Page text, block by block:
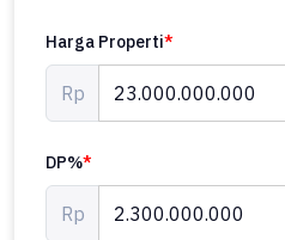
Harga Properti*
Rp
DP%*
Rp